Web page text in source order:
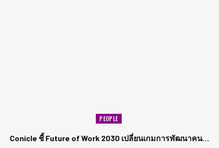
PEOPLE
Conicle ชี้ Future of Work 2030 เปลี่ยนเกมการพัฒนาคน…